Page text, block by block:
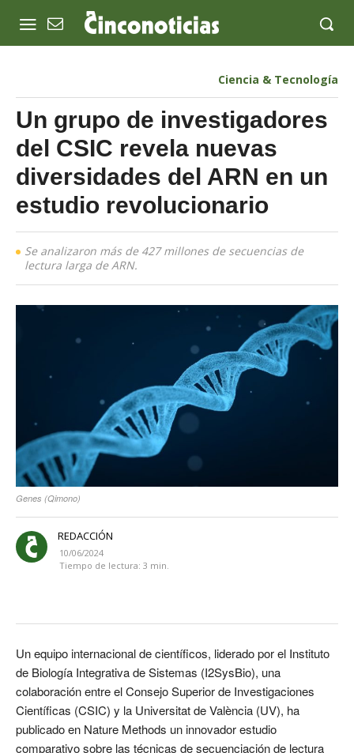
Ciencia & Tecnología
Un grupo de investigadores
del CSIC revela nuevas
diversidades del ARN en un
estudio revolucionario
Se analizaron más de 427 millones de secuencias de
lectura larga de ARN.
Genes (Qimono)
REDACCIÓN
10/06/2024
Tiempo de lectura: 3 min.
Un equipo internacional de científicos, liderado por el Instituto
de Biología Integrativa de Sistemas (I2SysBio), una
colaboración entre el Consejo Superior de Investigaciones
Científicas (CSIC) y la Universitat de València (UV), ha
publicado en Nature Methods un innovador estudio
comparativo sobre las técnicas de secuenciación de lectura